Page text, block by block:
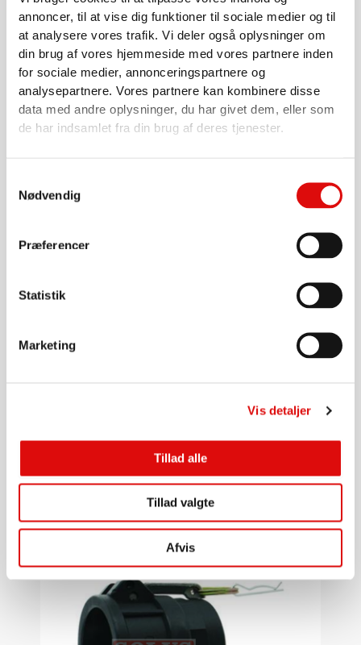
annoncer, til at vise dig funktioner til sociale medier og til
at analysere vores trafik. Vi deler også oplysninger om
din brug af vores hjemmeside med vores partnere inden
for sociale medier, annonceringspartnere og
analysepartnere. Vores partnere kan kombinere disse
data med andre oplysninger, du har givet dem, eller som
de har indsamlet fra din brug af deres tjenester.
Nødvendig
Præferencer
Statistik
Marketing
Vis detaljer
Tillad alle
Tillad valgte
Afvis
4" - 6"
Corruflex suge/trykslange 4" 102x116mm
0020000783
Continental - Vacupress Flex 60mm sugetrykslange
280,00kr.
Gå til produkt